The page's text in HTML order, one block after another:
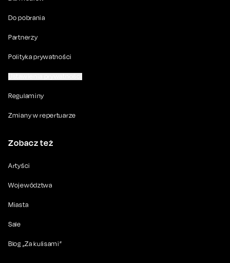
Do pobrania
Partnerzy
Polityka prywatności
Regulaminy
Zmiany w repertuarze
Zobacz też
Artyści
Województwa
Miasta
Sale
Blog „Za kulisami”